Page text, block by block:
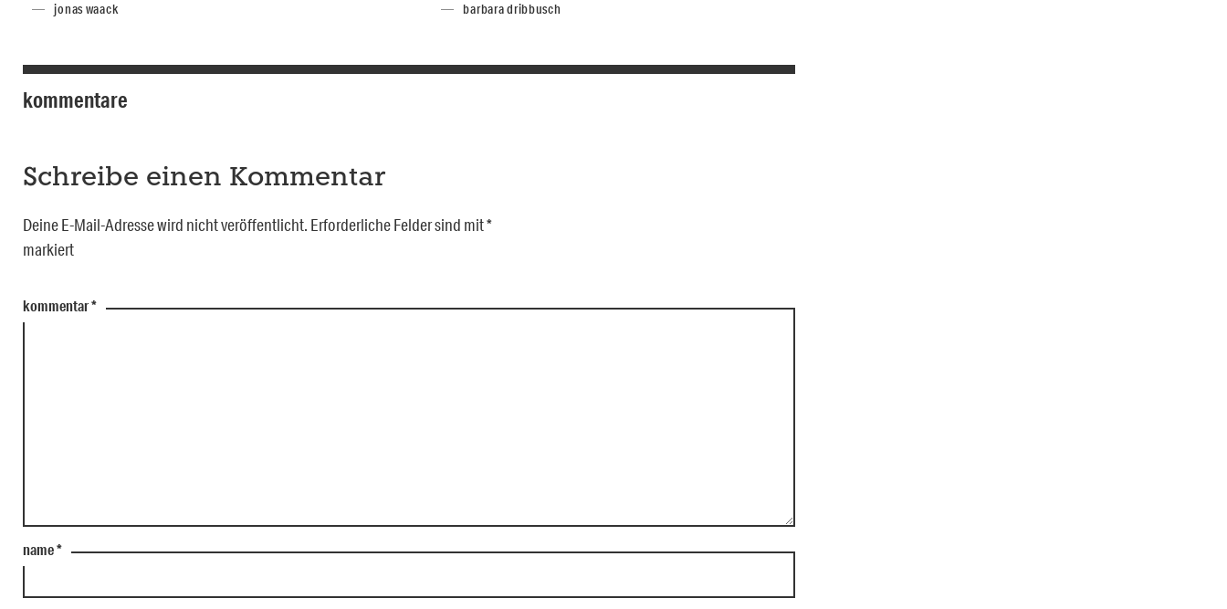
jonas waack barbara dribbusch
kommentare
Schreibe einen Kommentar
Deine E-Mail-Adresse wird nicht veröffentlicht. Erforderliche Felder sind mit*
markiert
kommentar*
name*